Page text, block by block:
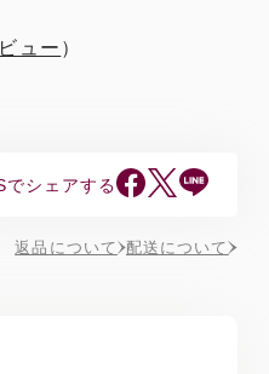
ュー ）
でシェアする
返品について 配送について